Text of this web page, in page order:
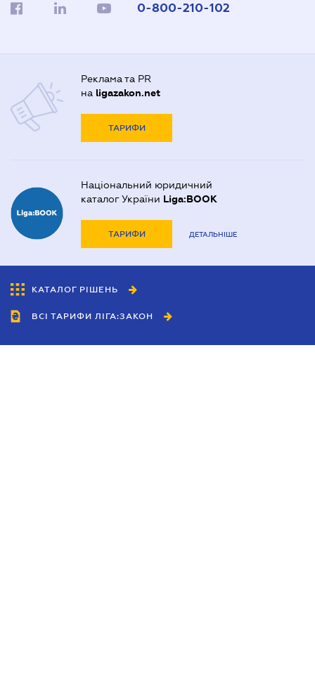
0-800-210-102
Реклама та PR
на ligazakon.net
ТАРИФИ
Національний юридичний
каталог України Liga:BOOK
ТАРИФИ ДЕТАЛЬНІШЕ
КАТАЛОГ РІШЕНЬ
ВСІ ТАРИФИ ЛІГА:ЗАКОН